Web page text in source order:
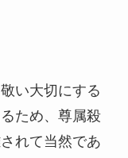
い大切にする
ため、尊属殺
れて当然であ